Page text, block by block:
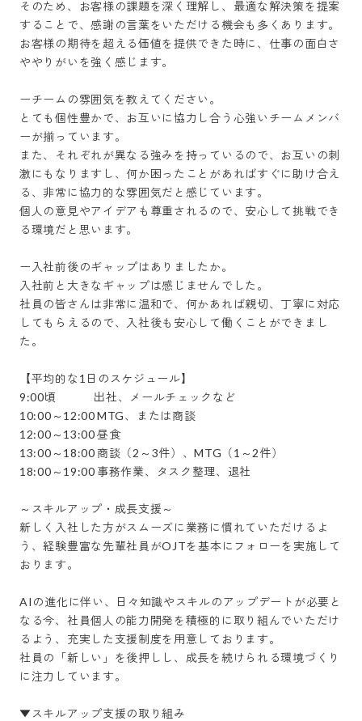
そのため、お客様の課題を深く理解し、最適な解決策を提案
することで、感謝の言葉をいただける機会も多くあります。
お客様の期待を超える価値を提供できた時に、仕事の面白さ
ややりがいを強く感じます。
ーチームの雰囲気を教えてください。
とても個性豊かで、お互いに協力し合う心強いチームメンバ
ーが揃っています。
また、それぞれが異なる強みを持っているので、お互いの刺
激にもなりますし、何か困ったことがあればすぐに助け合え
る、非常に協力的な雰囲気だと感じています。
個人の意見やアイデアも尊重されるので、安心して挑戦でき
る環境だと思います。
ー入社前後のギャップはありましたか。
入社前と大きなギャップは感じませんでした。
社員の皆さんは非常に温和で、何かあれば親切、丁寧に対応
してもらえるので、入社後も安心して働くことができまし
た。
【平均的な1日のスケジュール】
9:00頃	　　　出社、メールチェックなど
10:00～12:00	MTG、または商談
12:00～13:00	昼食
13:00～18:00	商談（2～3件）、MTG（1～2件）
18:00～19:00	事務作業、タスク整理、退社
～スキルアップ・成長支援～
新しく入社した方がスムーズに業務に慣れていただけるよ
う、経験豊富な先輩社員がOJTを基本にフォローを実施して
おります。
AIの進化に伴い、日々知識やスキルのアップデートが必要と
なる今、社員個人の能力開発を積極的に取り組んでいただけ
るよう、充実した支援制度を用意しております。
社員の「新しい」を後押しし、成長を続けられる環境づくり
に注力しています。
▼スキルアップ支援の取り組み